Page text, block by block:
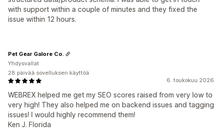
with support within a couple of minutes and they fixed the
issue within 12 hours.
6. toukokuu 2026
WEBREX helped me get my SEO scores raised from very low to
very high! They also helped me on backend issues and tagging
issues! I would highly recommend them!
Ken J. Florida
Pet Gear Galore Co.
Yhdysvallat
28 päivää sovelluksen käyttöä